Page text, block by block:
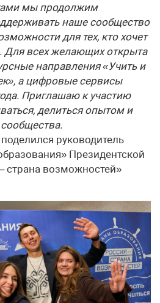
мы продолжим
наше сообщество
для тех, кто хочет
Для всех желающих открыта
направления «Учить и
а цифровые сервисы
Приглашаю к участию
делиться опытом и
руководитель
Президентской
страна возможностей»